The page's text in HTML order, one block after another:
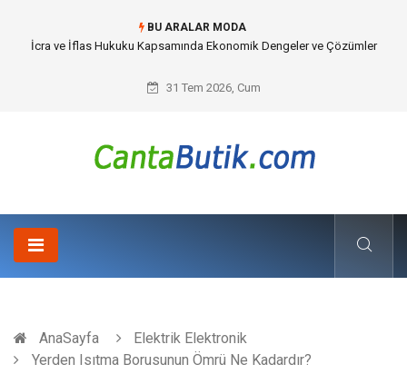
BU ARALAR MODA
Cybersecurity Solutions (Siber Güvenlik Çözümleri) ve Dijital Altyapıda
31 Tem 2026, Cum
AnaSayfa
Elektrik Elektronik
Yerden Isıtma Borusunun Ömrü Ne Kadardır?